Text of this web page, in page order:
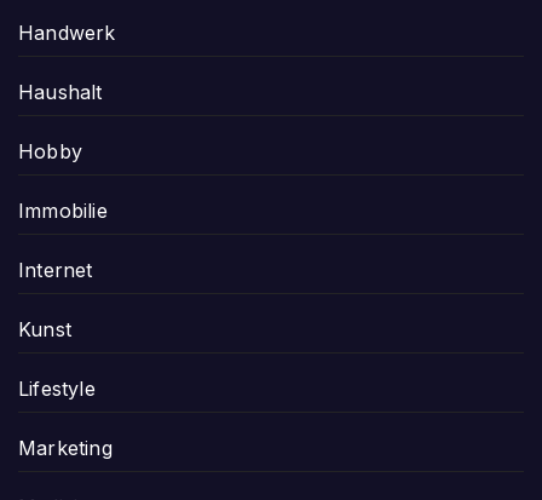
Handwerk
Haushalt
Hobby
Immobilie
Internet
Kunst
Lifestyle
Marketing